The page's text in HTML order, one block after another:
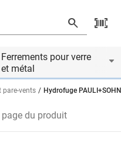
Ferrements pour verre
et métal
pare-vents Hydrofuge PAULI+SOHN
du produit